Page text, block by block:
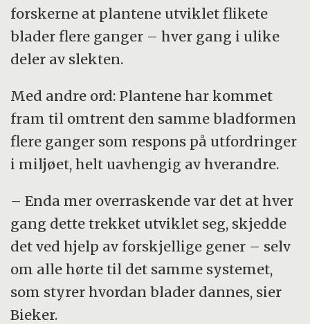
forskerne at plantene utviklet flikete
blader flere ganger – hver gang i ulike
deler av slekten.
Med andre ord: Plantene har kommet
fram til omtrent den samme bladformen
flere ganger som respons på utfordringer
i miljøet, helt uavhengig av hverandre.
– Enda mer overraskende var det at hver
gang dette trekket utviklet seg, skjedde
det ved hjelp av forskjellige gener – selv
om alle hørte til det samme systemet,
som styrer hvordan blader dannes, sier
Bieker.